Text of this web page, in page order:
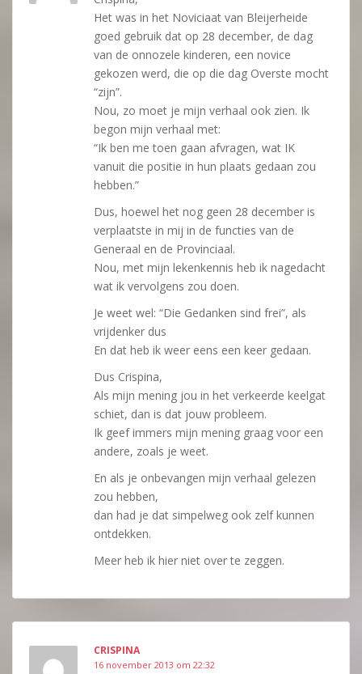
Het was in het Noviciaat van Bleijerheide
goed gebruik dat op 28 december, de dag
van de onnozele kinderen, een novice
gekozen werd, die op die dag Overste mocht
“zijn”.
Nou, zo moet je mijn verhaal ook zien. Ik
begon mijn verhaal met:
“Ik ben me toen gaan afvragen, wat IK
vanuit die positie in hun plaats gedaan zou
hebben.”
Dus, hoewel het nog geen 28 december is
verplaatste in mij in de functies van de
Generaal en de Provinciaal.
Nou, met mijn lekenkennis heb ik nagedacht
wat ik vervolgens zou doen.
Je weet wel: “Die Gedanken sind frei”, als
vrijdenker dus
En dat heb ik weer eens een keer gedaan.
Dus Crispina,
Als mijn mening jou in het verkeerde keelgat
schiet, dan is dat jouw probleem.
Ik geef immers mijn mening graag voor een
andere, zoals je weet.
En als je onbevangen mijn verhaal gelezen
zou hebben,
dan had je dat simpelweg ook zelf kunnen
ontdekken.
Meer heb ik hier niet over te zeggen.
CRISPINA
16 november 2013 om 22:32